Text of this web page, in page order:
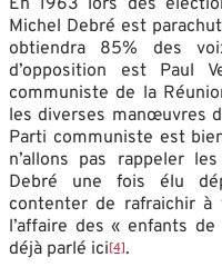
Michel Debré est
obtiendra 85% des
d’opposition est Paul
communiste de la
les diverses manœuvres
Parti communiste est
n’allons pas rappeler
Debré une fois élu
contenter de rafraichir à
l’affaire des « enfants
déjà parlé ici [4].